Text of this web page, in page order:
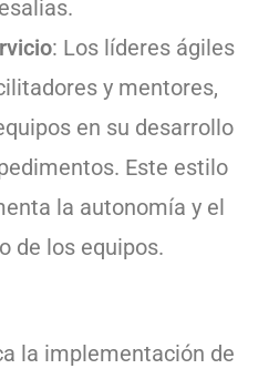
: Los líderes ágiles
y mentores,
en su desarrollo
Este estilo
la autonomía y el
de los equipos.
la implementación de